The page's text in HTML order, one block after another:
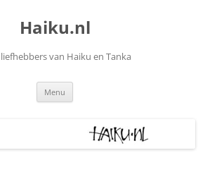
Haiku.nl
van Haiku en Tanka
Menu